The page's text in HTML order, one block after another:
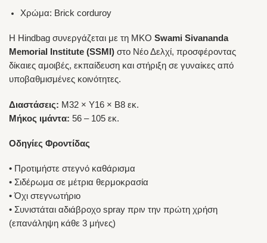
Χρώμα: Brick corduroy
Η Hindbag συνεργάζεται με τη ΜΚΟ Swami Sivananda
Memorial Institute (SSMI) στο Νέο Δελχί, προσφέροντας
δίκαιες αμοιβές, εκπαίδευση και στήριξη σε γυναίκες από
υποβαθμισμένες κοινότητες.
Διαστάσεις: Μ32 × Υ16 × Β8 εκ.
Μήκος ιμάντα: 56 – 105 εκ.
Οδηγίες Φροντίδας
• Προτιμήστε στεγνό καθάρισμα
• Σιδέρωμα σε μέτρια θερμοκρασία
• Όχι στεγνωτήριο
• Συνιστάται αδιάβροχο spray πριν την πρώτη χρήση
(επανάληψη κάθε 3 μήνες)